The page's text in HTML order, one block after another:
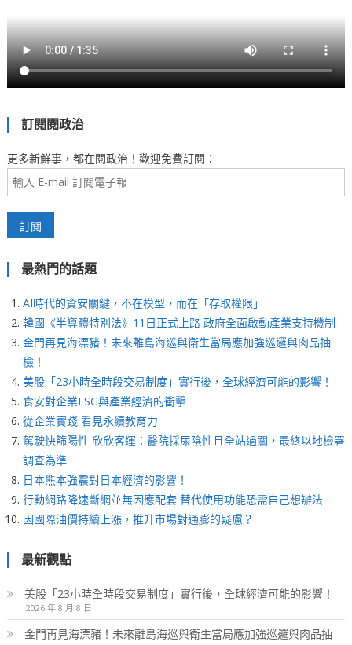
訂閱閱政治
更多新鮮事，都在閱政治！歡迎免費訂閱：
最熱門的話題
AI時代的資安關鍵，不在模型，而在「存取權限」
韓國《半導體特別法》11日正式上路 政府全面啟動產業支持機制
金門再見海漂豬！未來離島海巡與衛生當局應加強巡邏與肉品抽
檢！
美股「23小時全時段交易制度」實行後，全球經濟可能的影響！
食安對企業ESG與產業經濟的衝擊
從企業實踐 看見永續教育力
駕駛快篩陽性 欣欣客運：醫院採尿陰性且全站過關，最終以地檢署
調查為準
日本熊本強震對日本經濟的影響！
行動網路降速斷網並無因應配套 替代使用功能恐需自己想辦法
因國際油價持續上漲，推升市場對通膨的疑慮？
最新觀點
美股「23小時全時段交易制度」實行後，全球經濟可能的影響！
2026 年 8 月 8 日
金門再見海漂豬！未來離島海巡與衛生當局應加強巡邏與肉品抽